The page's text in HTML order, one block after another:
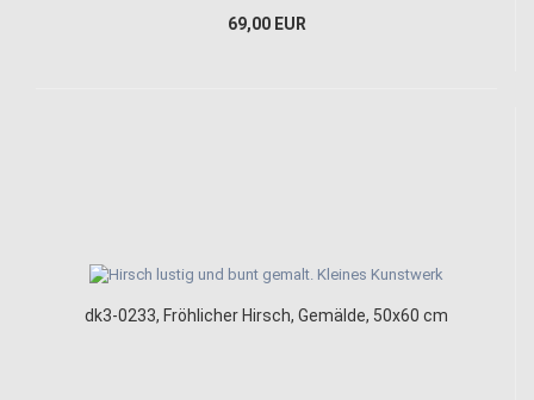
69,00 EUR
dk3-0233, Fröhlicher Hirsch, Gemälde, 50x60 cm